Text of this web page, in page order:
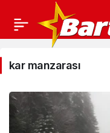
kar
Haberleri
kar manzarası